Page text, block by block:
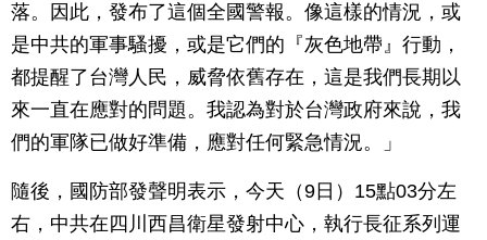
落。因此，發布了這個全國警報。像這樣的情況，或
是中共的軍事騷擾，或是它們的『灰色地帶』行動，
都提醒了台灣人民，威脅依舊存在，這是我們長期以
來一直在應對的問題。我認為對於台灣政府來說，我
們的軍隊已做好準備，應對任何緊急情況。」
隨後，國防部發聲明表示，今天（9日）15點03分左
右，中共在四川西昌衛星發射中心，執行長征系列運